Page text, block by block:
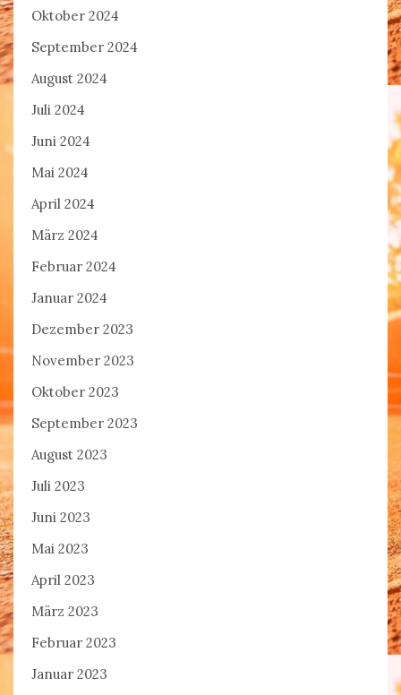
Oktober 2024
September 2024
August 2024
Juli 2024
Juni 2024
Mai 2024
April 2024
März 2024
Februar 2024
Januar 2024
Dezember 2023
November 2023
Oktober 2023
September 2023
August 2023
Juli 2023
Juni 2023
Mai 2023
April 2023
März 2023
Februar 2023
Januar 2023